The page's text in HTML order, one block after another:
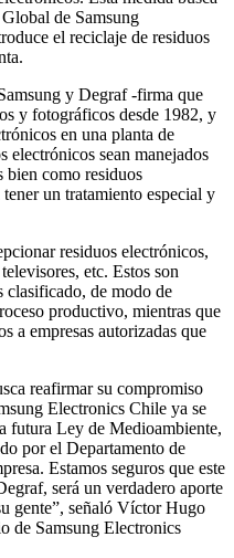
de Samsung
el reciclaje de residuos
y Degraf -firma que
y fotográficos desde 1982, y
en una planta de
electrónicos sean manejados
bien como residuos
un tratamiento especial y
residuos electrónicos,
etc. Estos son
clasificado, de modo de
productivo, mientras que
a empresas autorizadas que
reafirmar su compromiso
Electronics Chile ya se
futura Ley de Medioambiente,
por el Departamento de
Estamos seguros que este
será un verdadero aporte
gente”, señaló Víctor Hugo
de Samsung Electronics